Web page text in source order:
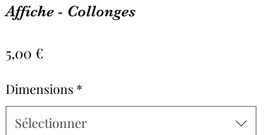
Affiche - Collonges
5,00 €
Dimensions *
Sélectionner